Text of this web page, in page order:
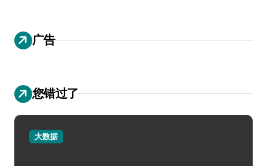
广告
您错过了
大数据